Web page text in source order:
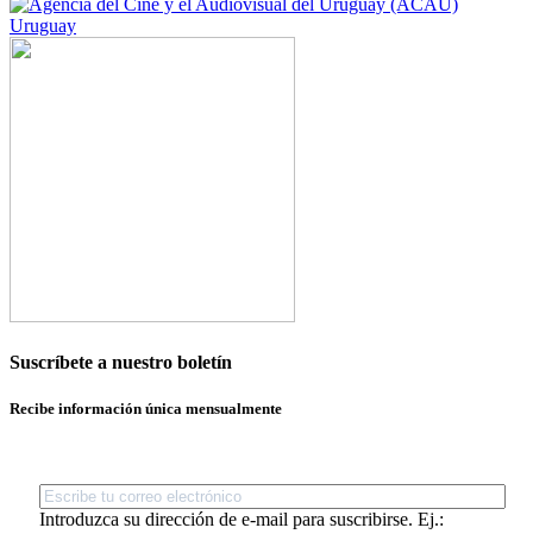
Uruguay
Suscríbete a nuestro boletín
Recibe información única mensualmente
Introduzca su dirección de e-mail para suscribirse. Ej.: